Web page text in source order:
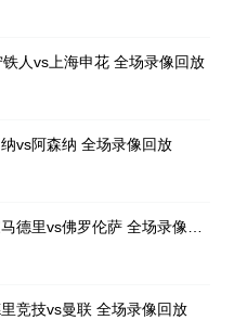
人vs上海申花 全场录像回放
vs阿森纳 全场录像回放
竞技vs曼联 全场录像回放